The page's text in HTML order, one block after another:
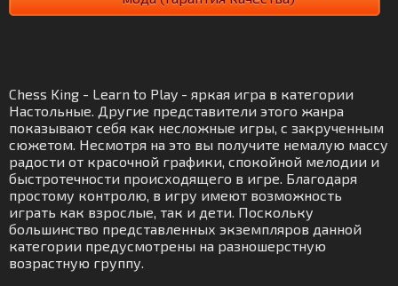
Chess King - Learn to Play - яркая игра в категории
Настольные. Другие представители этого жанра
показывают себя как несложные игры, с закрученным
сюжетом. Несмотря на это вы получите немалую массу
радости от красочной графики, спокойной мелодии и
быстротечности происходящего в игре. Благодаря
простому контролю, в игру имеют возможность
играть как взрослые, так и дети. Поскольку
большинство представленных экземпляров данной
категории предусмотрены на разношерстную
возрастную группу.